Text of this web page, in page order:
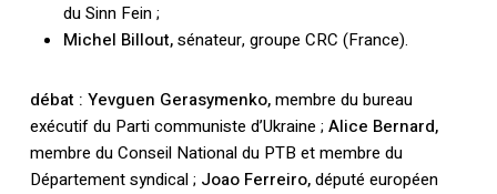
du Sinn Fein ;
Michel Billout,sénateur, groupe CRC (France).
débat : Yevguen Gerasymenko,membre du bureau
exécutif du Parti communiste d’Ukraine ; Alice Bernard,
membre du Conseil National du PTB et membre du
Département syndical ; Joao Ferreiro,député européen